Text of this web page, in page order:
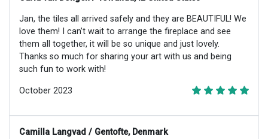
Jan, the tiles all arrived safely and they are BEAUTIFUL! We
love them! I can’t wait to arrange the fireplace and see
them all together, it will be so unique and just lovely.
Thanks so much for sharing your art with us and being
such fun to work with!
October 2023
Camilla Langvad / Gentofte, Denmark